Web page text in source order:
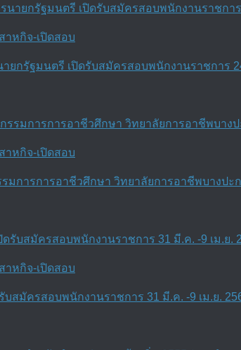
าหกิจ-เปิดสอบ
ยกรัฐมนตรี เปิดรับสมัครสอบพนักงานราชการ
าหกิจ-เปิดสอบ
มการการอาชีวศึกษา วิทยาลัยการอาชีพบางปะ
าหกิจ-เปิดสอบ
บสมัครสอบพนักงานราชการ 31 มี.ค. -9 เม.ย.